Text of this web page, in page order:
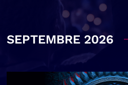
SEPTEMBRE 2026